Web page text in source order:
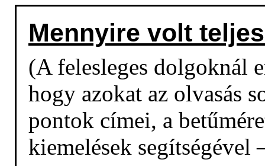
Mennyire volt
(A felesleges dolgoknál
hogy azokat az olvasás
pontok címei, a
kiemelések